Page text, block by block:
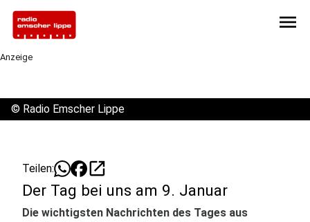
menu
Anzeige
© Radio Emscher Lippe
Teilen: open_in_new
Der Tag bei uns am 9. Januar
Die wichtigsten Nachrichten des Tages aus